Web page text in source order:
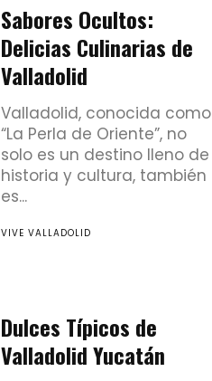
Sabores Ocultos:
Delicias Culinarias de
Valladolid
Valladolid, conocida como
“La Perla de Oriente”, no
solo es un destino lleno de
historia y cultura, también
es...
VIVE VALLADOLID
Dulces Típicos de
Valladolid Yucatán